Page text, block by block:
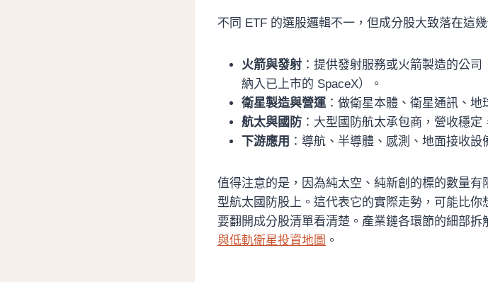
不同 ETF 的選股邏輯不一，但成分股大致落在這幾
火箭與發射 ：提供發射服務或火箭製造的公
納入已上市的 SpaceX）。
衛星製造與營運：做衛星本體、衛星通訊、地
航太與國防 ：大型國防航太承包商，營收穩
下游應用 ：導航、半導體、感測、地面接收設
值得注意的是，因為純太空、純新創的標的數量
型航太國防股上。這代表它的實際走勢，可能比
要翻開成分股清單看清楚。產業鏈各環節的細部拆
與低軌衛星投資地圖 。